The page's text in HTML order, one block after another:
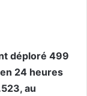
déploré 499
24 heures
au